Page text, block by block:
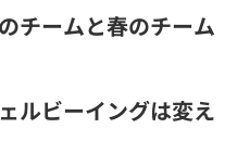
チームと春のチーム
ルビーイングは変え